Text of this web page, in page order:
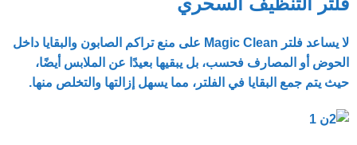
لا يساعد فلتر Magic Clean على منع تراكم الصابون والبقايا داخل
الحوض أو المصارف فحسب، بل يبقيها بعيدًا عن الملابس أيضًا،
حيث يتم جمع البقايا في الفلتر، مما يسهل إزالتها والتخلص منها.